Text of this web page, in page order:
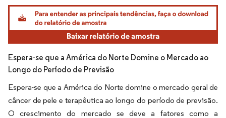
Imagem © Mordor Intelligence. O reuso requer atribuição conforme CC BY 4.0.
Espera-se que a América do Norte Domine o Mercado ao
Longo do Período de Previsão
Espera-se que a América do Norte domine o mercado geral de
câncer de pele e terapêutica ao longo do período de previsão.
O crescimento do mercado se deve a fatores como a